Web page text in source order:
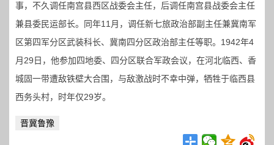
事，不久调任南宫县西区战委会主任，后调任南宫县战委会主任
兼县委民运部长。同年11月，调任新七旅政治部副主任兼冀南军
区第四军分区武装科长、冀南四分区政治部主任等职。1942年4
月29日，他参加四地委、四分区联合军政会议，在河北临西、香
城固一带遭敌铁壁大合围，与敌激战时不幸中弹，牺牲于临西县
西务头村，时年仅29岁。
晋冀鲁豫